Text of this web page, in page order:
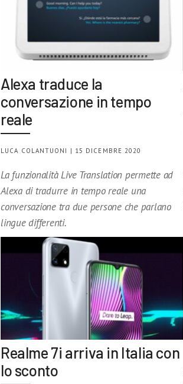
Alexa traduce la
conversazione in tempo
reale
LUCA COLANTUONI | 15 DICEMBRE 2020
La funzionalità Live Translation permette ad
Alexa di tradurre in tempo reale una
conversazione tra due persone che parlano
lingue differenti.
Realme 7i arriva in Italia con
lo sconto